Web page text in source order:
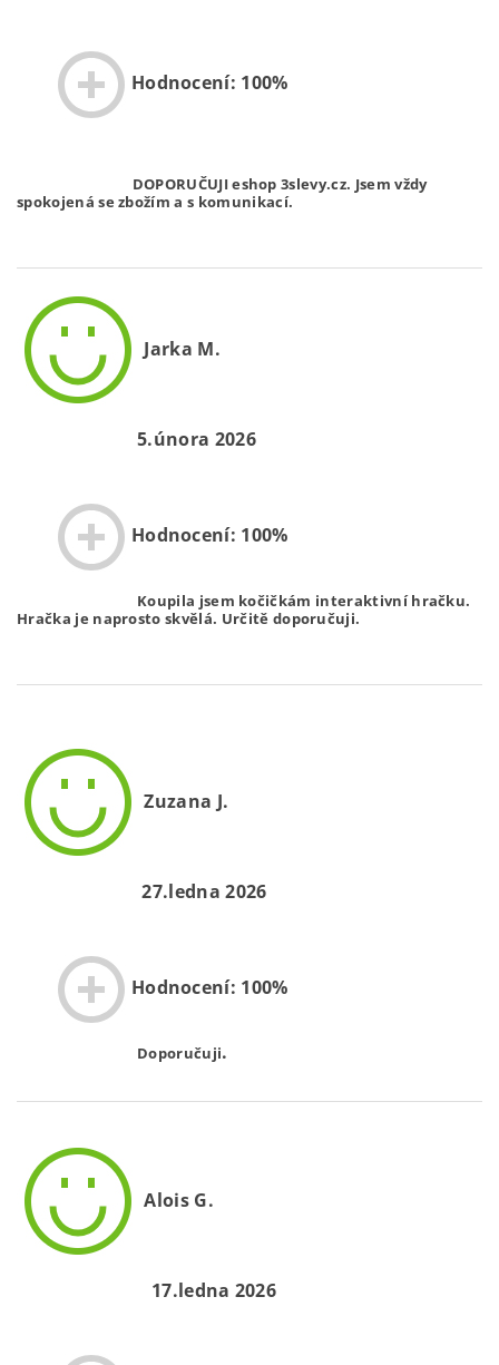
Hodnocení: 100%
DOPORUČUJI eshop 3slevy.cz. Jsem vždy
spokojená se zbožím a s komunikací.
Jarka M.
5.února 2026
Hodnocení: 100%
Koupila jsem kočičkám interaktivní hračku.
Hračka je naprosto skvělá. Určitě doporučuji.
Zuzana J.
27.ledna 2026
Hodnocení: 100%
Doporučuji.
Alois G.
17.ledna 2026